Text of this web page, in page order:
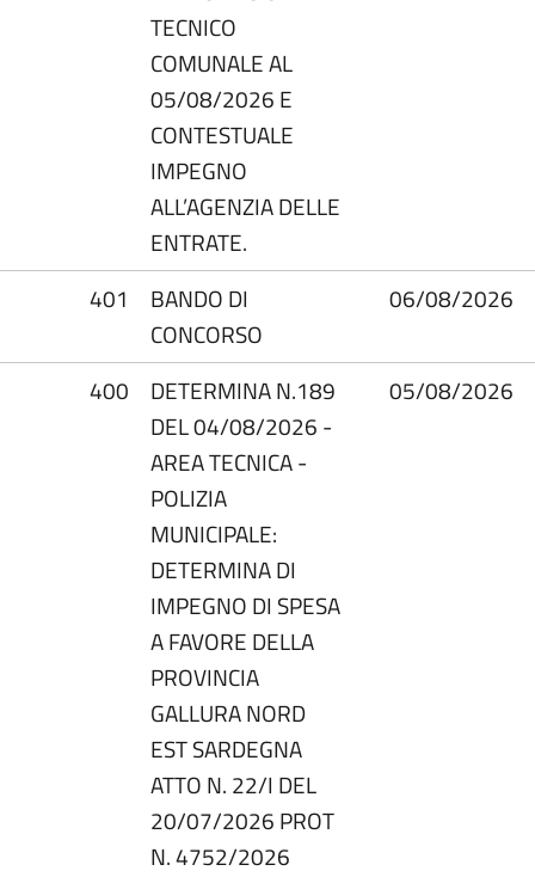
TECNICO
COMUNALE AL
05/08/2026 E
CONTESTUALE
IMPEGNO
ALL’AGENZIA DELLE
ENTRATE.
401
BANDO DI
CONCORSO
06/08/2026
400
DETERMINA N.189
DEL 04/08/2026 -
AREA TECNICA -
POLIZIA
MUNICIPALE:
DETERMINA DI
IMPEGNO DI SPESA
A FAVORE DELLA
PROVINCIA
GALLURA NORD
EST SARDEGNA
ATTO N. 22/I DEL
20/07/2026 PROT
N. 4752/2026
05/08/2026